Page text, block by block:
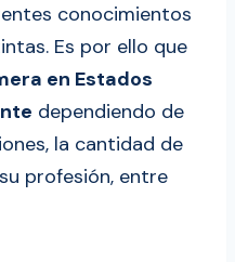
conocimientos
Es por ello que
en Estados
dependiendo de
la cantidad de
profesión, entre